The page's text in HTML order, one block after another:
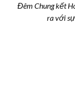
Đêm Chung kết
ra với